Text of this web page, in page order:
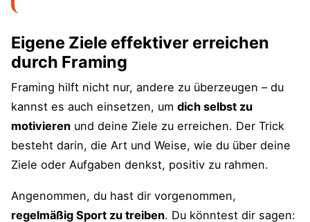
Eigene Ziele effektiver erreichen
durch Framing
Framing hilft nicht nur, andere zu überzeugen – du
kannst es auch einsetzen, um dich selbst zu
motivieren und deine Ziele zu erreichen. Der Trick
besteht darin, die Art und Weise, wie du über deine
Ziele oder Aufgaben denkst, positiv zu rahmen.
Angenommen, du hast dir vorgenommen,
regelmäßig Sport zu treiben. Du könntest dir sagen: